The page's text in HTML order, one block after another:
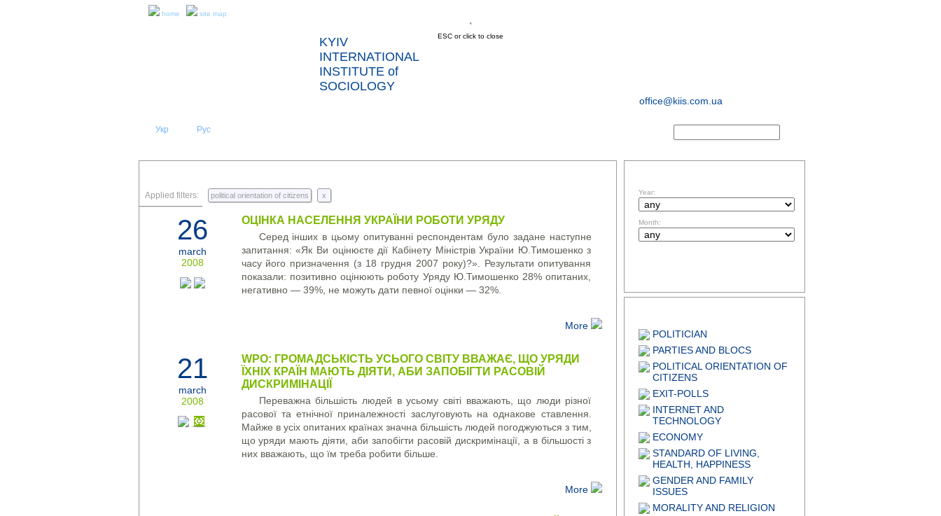
home site map
KYIV
INTERNATIONAL
INSTITUTE of
SOCIOLOGY
office@kiis.com.ua
Укр Рус
ESC or click to close
Applied filters: political orientation of citizens x
26
march
2008
ОЦІНКА НАСЕЛЕННЯ УКРАЇНИ РОБОТИ УРЯДУ
Серед інших в цьому опитуванні респондентам було задане наступне
запитання: «Як Ви оцінюєте дії Кабінету Міністрів України Ю.Тимошенко з
часу його призначення (з 18 грудня 2007 року)?». Результати опитування
показали: позитивно оцінюють роботу Уряду Ю.Тимошенко 28% опитаних,
негативно — 39%, не можуть дати певної оцінки — 32%.
More
21
march
2008
WPO: ГРОМАДСЬКІСТЬ УСЬОГО СВІТУ ВВАЖАЄ, ЩО УРЯДИ
ЇХНІХ КРАЇН МАЮТЬ ДІЯТИ, АБИ ЗАПОБІГТИ РАСОВІЙ
ДИСКРИМІНАЦІЇ
Переважна більшість людей в усьому світі вважають, що люди різної
расової та етнічної приналежності заслуговують на однакове ставлення.
Майже в усіх опитаних країнах значна більшість людей погоджуються з тим,
що уряди мають діяти, аби запобігти расовій дискримінації, а в більшості з
них вважають, що їм треба робити більше.
More
Year:
Month:
POLITICIAN
PARTIES AND BLOCS
POLITICAL ORIENTATION OF
CITIZENS
EXIT-POLLS
INTERNET AND
TECHNOLOGY
ECONOMY
STANDARD OF LIVING,
HEALTH, HAPPINESS
GENDER AND FAMILY
ISSUES
MORALITY AND RELIGION